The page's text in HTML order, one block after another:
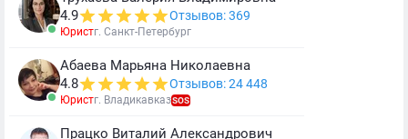
4.9
Отзывов: 369
Юристг. Санкт-Петербург
Абаева Марьяна Николаевна
4.8
Отзывов: 24 448
Юристг. ВладикавказSOS
Працко Виталий Александрович